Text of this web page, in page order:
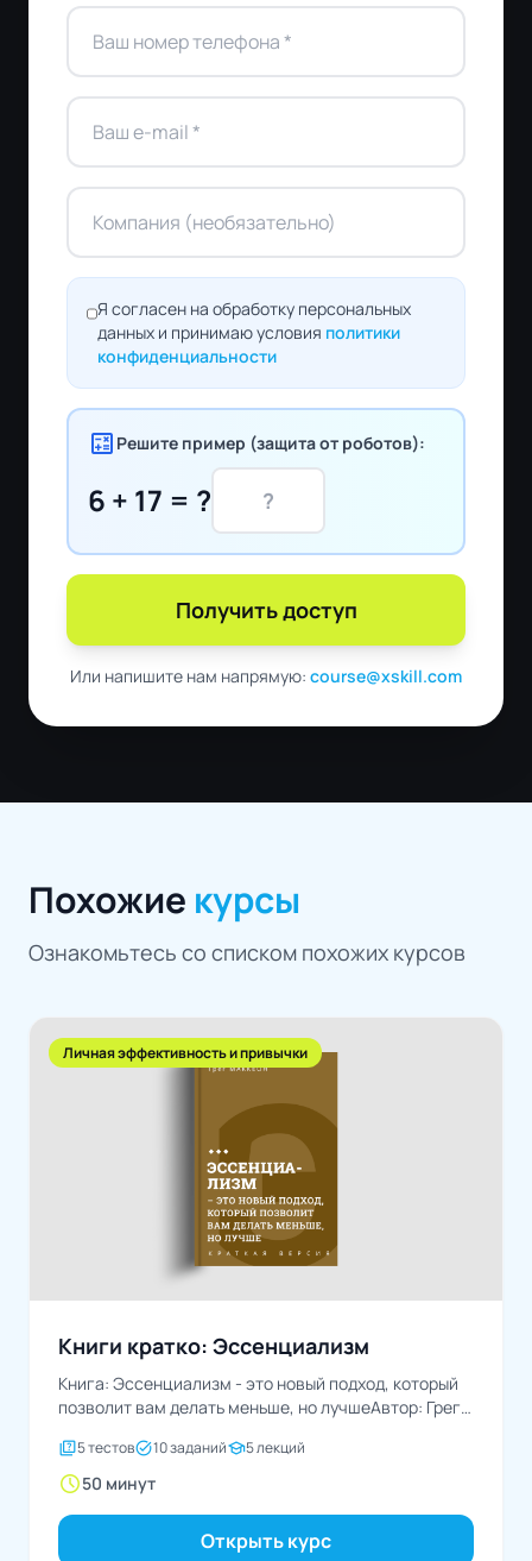
Я согласен на обработку персональных
данных и принимаю условия политики
конфиденциальности
calculate Решите пример (защита от роботов):
6 + 17 = ?
Получить доступ
Или напишите нам напрямую: course@xskill.com
Похожие курсы
Ознакомьтесь со списком похожих курсов
Личная эффективность и привычки
Книги кратко: Эссенциализм
Книга: Эссенциализм - это новый подход, который
позволит вам делать меньше, но лучшеАвтор: Грег
quiz5 тестовtask_alt10 заданийschool5 лекций
schedule50 минут
Открыть курс